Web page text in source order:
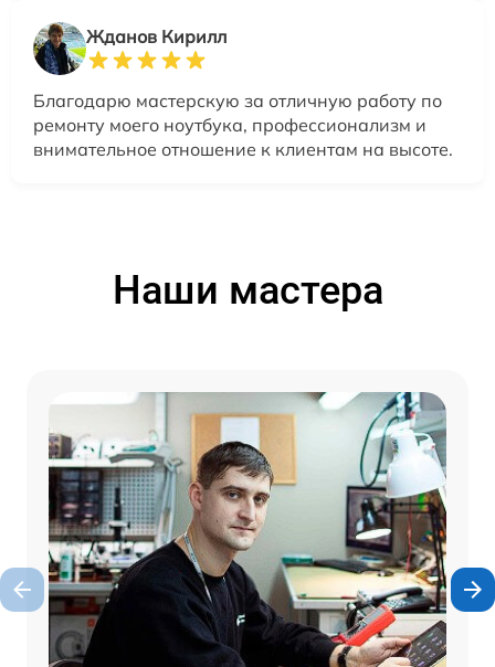
Жданов Кирилл
Благодарю мастерскую за отличную работу по
ремонту моего ноутбука, профессионализм и
внимательное отношение к клиентам на высоте.
Наши мастера